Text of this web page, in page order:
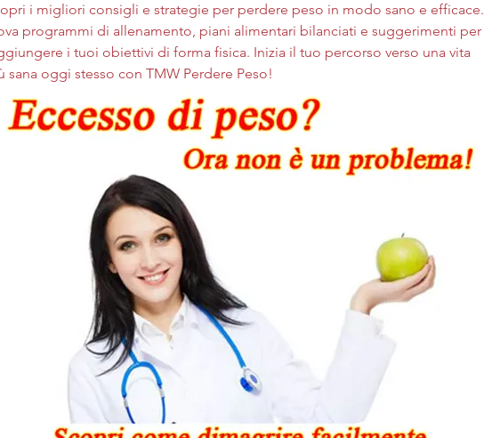
i migliori consigli e strategie per perdere peso in modo sano e efficace.
programmi di allenamento, piani alimentari bilanciati e suggerimenti per
i tuoi obiettivi di forma fisica. Inizia il tuo percorso verso una vita
sana oggi stesso con TMW Perdere Peso!